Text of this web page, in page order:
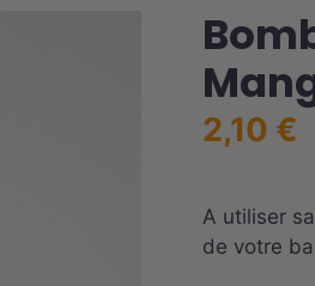
2,10 €
A utiliser
de votre